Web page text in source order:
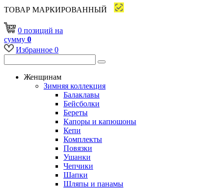
ТОВАР МАРКИРОВАННЫЙ
0 позиций на
сумму 0
Избранное 0
Женщинам
Зимняя коллекция
Балаклавы
Бейсболки
Береты
Капоры и капюшоны
Кепи
Комплекты
Повязки
Ушанки
Чепчики
Шапки
Шляпы и панамы